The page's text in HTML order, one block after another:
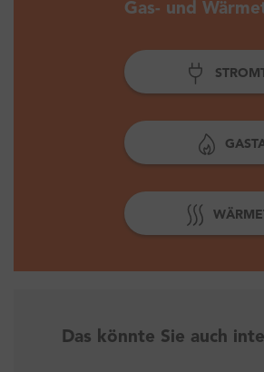
Gas- und
Das könnte Sie auch